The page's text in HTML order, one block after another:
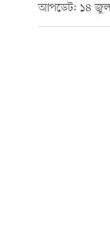
আপডেট: ১৪